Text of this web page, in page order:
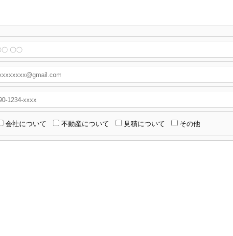
会社について 不動産について 見積について その他